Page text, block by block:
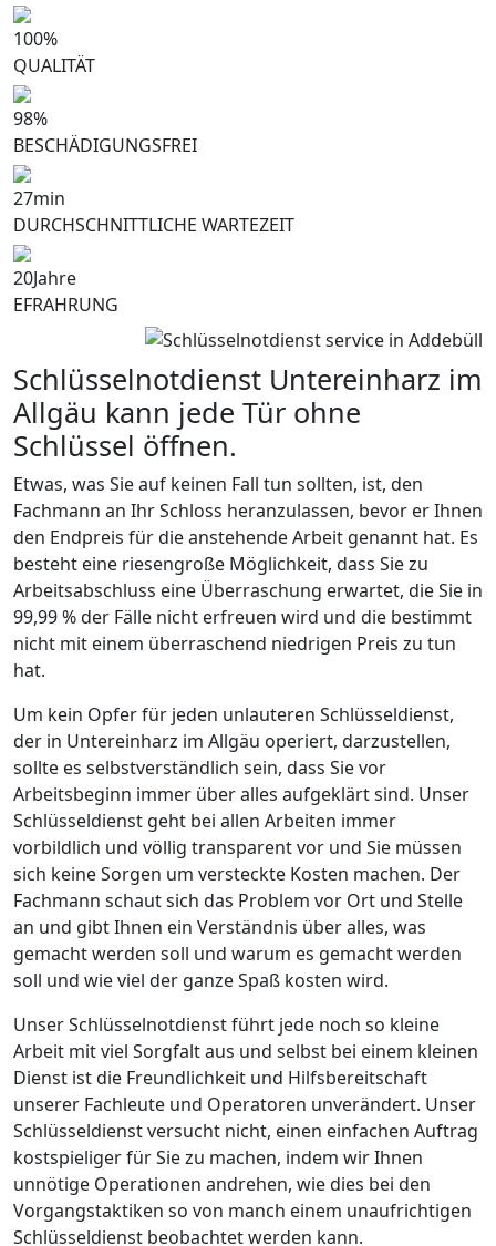
100%
QUALITÄT
98%
BESCHÄDIGUNGSFREI
27min
DURCHSCHNITTLICHE WARTEZEIT
20Jahre
EFRAHRUNG
Schlüsselnotdienst Untereinharz im
Allgäu kann jede Tür ohne
Schlüssel öffnen.
Etwas, was Sie auf keinen Fall tun sollten, ist, den
Fachmann an Ihr Schloss heranzulassen, bevor er Ihnen
den Endpreis für die anstehende Arbeit genannt hat. Es
besteht eine riesengroße Möglichkeit, dass Sie zu
Arbeitsabschluss eine Überraschung erwartet, die Sie in
99,99 % der Fälle nicht erfreuen wird und die bestimmt
nicht mit einem überraschend niedrigen Preis zu tun
hat.
Um kein Opfer für jeden unlauteren Schlüsseldienst,
der in Untereinharz im Allgäu operiert, darzustellen,
sollte es selbstverständlich sein, dass Sie vor
Arbeitsbeginn immer über alles aufgeklärt sind. Unser
Schlüsseldienst geht bei allen Arbeiten immer
vorbildlich und völlig transparent vor und Sie müssen
sich keine Sorgen um versteckte Kosten machen. Der
Fachmann schaut sich das Problem vor Ort und Stelle
an und gibt Ihnen ein Verständnis über alles, was
gemacht werden soll und warum es gemacht werden
soll und wie viel der ganze Spaß kosten wird.
Unser Schlüsselnotdienst führt jede noch so kleine
Arbeit mit viel Sorgfalt aus und selbst bei einem kleinen
Dienst ist die Freundlichkeit und Hilfsbereitschaft
unserer Fachleute und Operatoren unverändert. Unser
Schlüsseldienst versucht nicht, einen einfachen Auftrag
kostspieliger für Sie zu machen, indem wir Ihnen
unnötige Operationen andrehen, wie dies bei den
Vorgangstaktiken so von manch einem unaufrichtigen
Schlüsseldienst beobachtet werden kann.